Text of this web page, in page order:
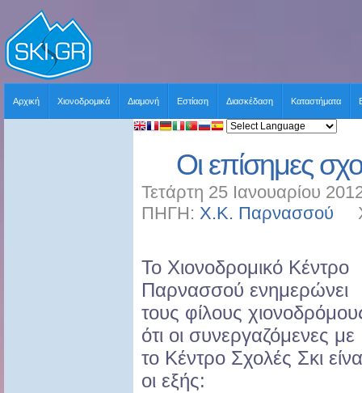
Αρχική Χιονοδρομικά Διαμονή Εστίαση Διασκέδαση Καταστήματα
Οι επίσημες
Τετάρτη 25 Ιανουαρίου
ΠΗΓΗ: Χ.Κ. Παρνασσού
Το Χιονοδρομικό Κέντρο
Παρνασσού ενημερώνει
τους φίλους
ότι οι συνεργαζόμενες με
το Κέντρο Σχολές Σκι
οι εξής: